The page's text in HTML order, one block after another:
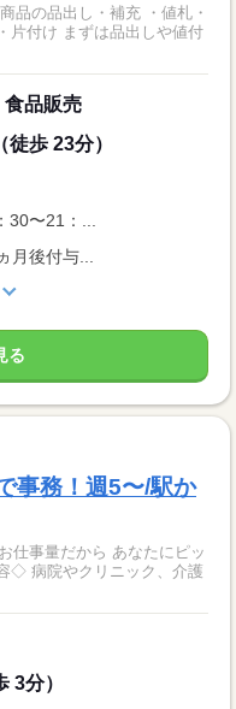
品の品出し・補充 ・値札・
しや値付
食品販売
歩 23分）
〜21：...
後付与...
る
事務！週5〜/駅か
仕事量だから あなたにピッ
3分）